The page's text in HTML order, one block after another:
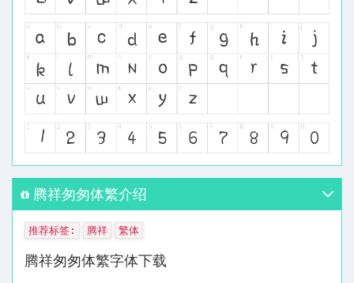
腾祥匆匆体繁介绍
推荐标签: 腾祥 繁体
腾祥匆匆体繁字体下载